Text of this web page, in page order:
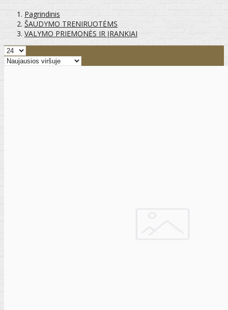
Pagrindinis
ŠAUDYMO TRENIRUOTĖMS
VALYMO PRIEMONĖS IR ĮRANKIAI